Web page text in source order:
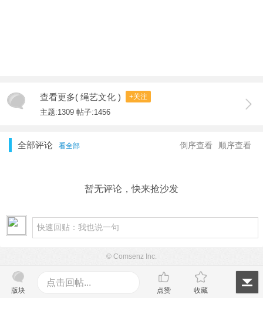
查看更多( 绳艺文化 ) +关注
主题:1309 帖子:1456
全部评论 看全部 顺序查看
倒序查看
暂无评论，快来抢沙发
版块
点击回帖...
点赞 收藏
© Comsenz Inc.